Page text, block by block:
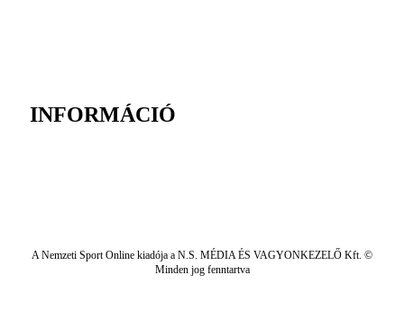
INFORMÁCIÓ
A Nemzeti Sport Online kiadója a N.S. MÉDIA ÉS VAGYONKEZELŐ Kft. ©
Minden jog fenntartva